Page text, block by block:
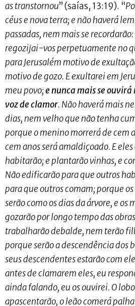
as transtornou” (saías, 13:19). “
céus e nova terra; e não haverá
passadas, nem mais se
regozijai-vos perpetuamente no
para Jerusalém motivo de
motivo de gozo. E exultarei em
meu povo;e nunca mais se ouvirá
voz de clamor. Não haverá mais
dias, nem velho que não tenha
porque o menino morrerá de cem
cem anos será amaldiçoado. E
habitarão; e plantarão vinhas, e
Não edificarão para que outros
para que outros comam; porque
serão como os dias da árvore, e os
gozarão por longo tempo das
trabalharão debalde, nem terão
porque serão a descendência dos
seus descendentes estarão com
antes de clamarem eles, eu
ainda falando, eu os ouvirei. O
apascentarão, o leão comerá